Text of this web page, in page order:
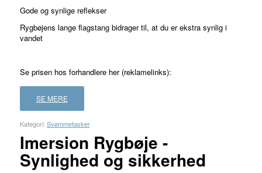
Gode og synlige reflekser
Rygbøjens lange flagstang bidrager til, at du er ekstra synlig i
vandet
Se prisen hos forhandlere her (reklamelinks):
SE MERE
Kategori: Svømmetasker
Imersion Rygbøje -
Synlighed og sikkerhed